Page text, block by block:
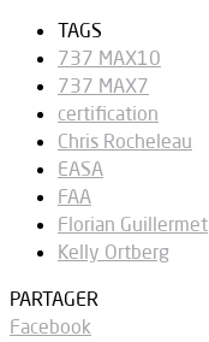
TAGS
737 MAX10
737 MAX7
certification
Chris Rocheleau
EASA
FAA
Florian Guillermet
Kelly Ortberg
PARTAGER
Facebook